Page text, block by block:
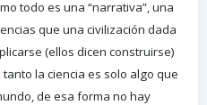
todo es una “narrativa”, una
que una civilización dada
(ellos dicen construirse)
la ciencia es solo algo que
de esa forma no hay